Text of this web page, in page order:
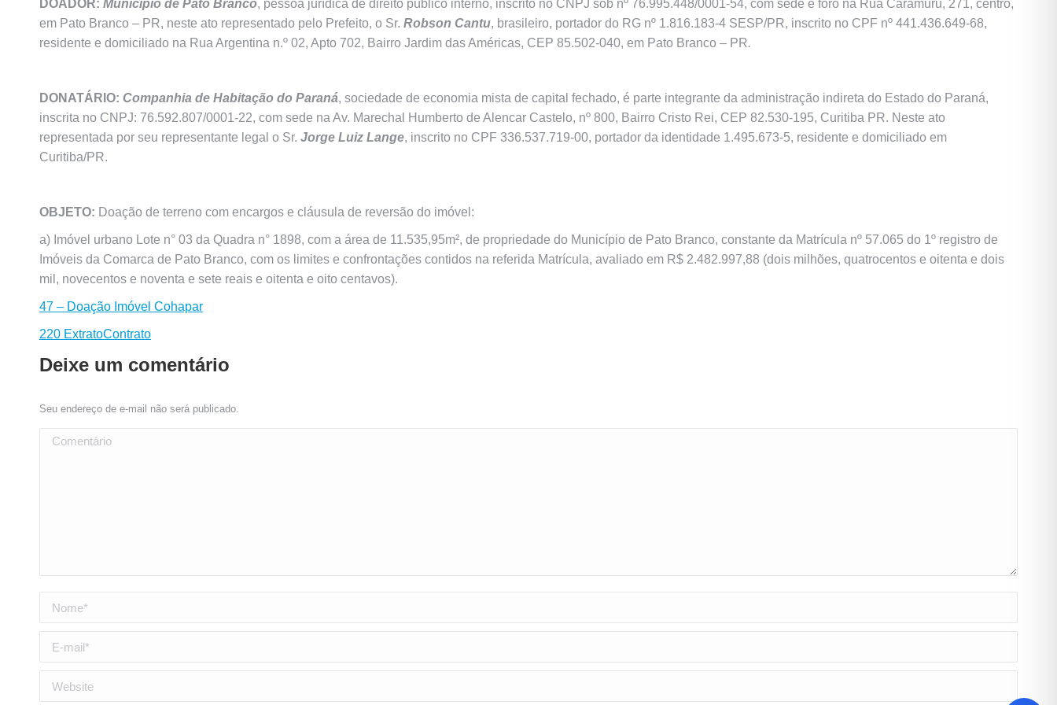
DOADOR: Município de Pato Branco, pessoa jurídica de direito público interno, inscrito no CNPJ sob nº 76.995.448/0001-54, com sede e foro na Rua Caramuru, 271, centro,
em Pato Branco – PR, neste ato representado pelo Prefeito, o Sr. Robson Cantu, brasileiro, portador do RG nº 1.816.183-4 SESP/PR, inscrito no CPF nº 441.436.649-68,
residente e domiciliado na Rua Argentina n.º 02, Apto 702, Bairro Jardim das Américas, CEP 85.502-040, em Pato Branco – PR.
DONATÁRIO: Companhia de Habitação do Paraná, sociedade de economia mista de capital fechado, é parte integrante da administração indireta do Estado do Paraná,
inscrita no CNPJ: 76.592.807/0001-22, com sede na Av. Marechal Humberto de Alencar Castelo, nº 800, Bairro Cristo Rei, CEP 82.530-195, Curitiba PR. Neste ato
representada por seu representante legal o Sr. Jorge Luiz Lange, inscrito no CPF 336.537.719-00, portador da identidade 1.495.673-5, residente e domiciliado em
Curitiba/PR.
OBJETO: Doação de terreno com encargos e cláusula de reversão do imóvel:
a) Imóvel urbano Lote n° 03 da Quadra n° 1898, com a área de 11.535,95m², de propriedade do Município de Pato Branco, constante da Matrícula nº 57.065 do 1º registro de
Imóveis da Comarca de Pato Branco, com os limites e confrontações contidos na referida Matrícula, avaliado em R$ 2.482.997,88 (dois milhões, quatrocentos e oitenta e dois
mil, novecentos e noventa e sete reais e oitenta e oito centavos).
47 – Doação Imóvel Cohapar
220 ExtratoContrato
Deixe um comentário
Seu endereço de e-mail não será publicado.
Comentário
Nome *
E-mail *
Website